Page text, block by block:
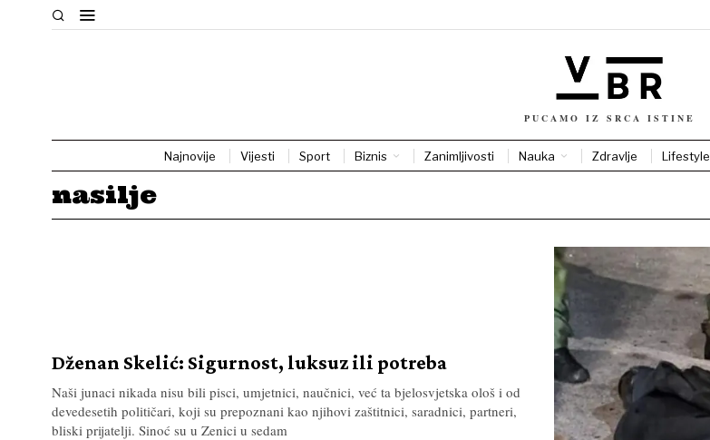
PUCAMO IZ SRCA ISTINE
Najnovije Vijesti Sport Biznis Zanimljivosti Nauka Zdravlje Lifestyle
nasilje
Dženan Skelić: Sigurnost, luksuz ili potreba
Naši junaci nikada nisu bili pisci, umjetnici, naučnici, već ta bjelosvjetska ološ i od
devedesetih političari, koji su prepoznani kao njihovi zaštitnici, saradnici, partneri,
bliski prijatelji. Sinoć su u Zenici u sedam